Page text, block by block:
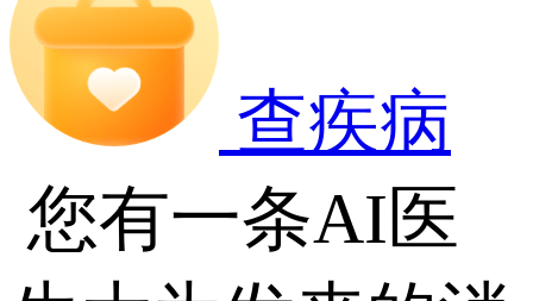
查疾病
您有一条AI医